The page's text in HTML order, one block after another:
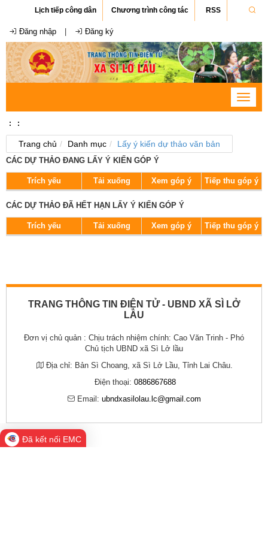
Lịch tiếp công dân Chương trình công tác RSS
Đăng nhập Đăng ký
Toggle
: :
Trang chủ Danh mục Lấy ý kiến dự thảo văn bản
CÁC DỰ THẢO ĐANG LẤY Ý KIẾN GÓP Ý
Trích yếu Tải xuống Xem góp ý Tiếp thu góp ý
CÁC DỰ THẢO ĐÃ HẾT HẠN LẤY Ý KIẾN GÓP Ý
Trích yếu Tải xuống Xem góp ý Tiếp thu góp ý
TRANG THÔNG TIN ĐIỆN TỬ - UBND XÃ SÌ LỞ
LẦU
Đơn vị chủ quản : Chịu trách nhiệm chính: Cao Văn Trinh - Phó
Chủ tịch UBND xã Sì Lở lầu
Địa chỉ: Bản Sì Choang, xã Sì Lở Lầu, Tỉnh Lai Châu.
Điện thoại: 0886867688
Email: ubndxasilolau.lc@gmail.com
Đã kết nối EMC